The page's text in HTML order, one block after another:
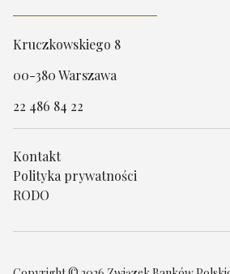
Kruczkowskiego 8
00-380 Warszawa
22 486 84 22
Kontakt
Polityka prywatności
RODO